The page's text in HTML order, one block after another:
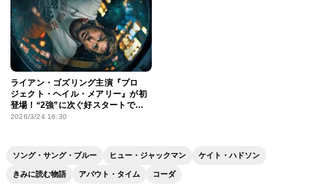
ライアン・ゴズリング主演『プロ
ジェクト・ヘイル・メアリー』が初
登場！“2強”に次ぐ好スタートで、
長引く洋画不況を打ち破れるのか？
2026/3/24 16:30
ソング・サング・ブルー ヒュー・ジャックマン ケイト・ハドソン
きみに読む物語 アバウト・タイム コーダ